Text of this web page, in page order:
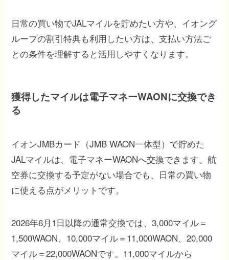
日常の買い物でJALマイルを貯めたい方や、イオング
ループの割引特典も利用したい方は、支払い方法ご
との条件を理解すると活用しやすくなります。
獲得したマイルは電子マネーWAONに交換でき
る
イオンJMBカード（JMB WAON一体型）で貯めた
JALマイルは、電子マネーWAONへ交換できます。航
空券に交換する予定がない場合でも、日常の買い物
に使える点がメリットです。
2026年6月1日以降の通常交換では、3,000マイル＝
1,500WAON、10,000マイル＝11,000WAON、20,000
マイル＝22,000WAONです。11,000マイルから